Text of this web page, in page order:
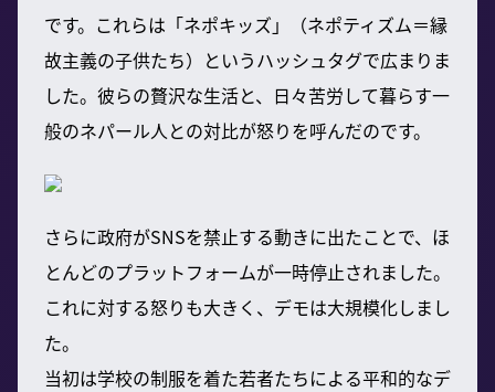
です。これらは「ネポキッズ」（ネポティズム＝縁
故主義の子供たち）というハッシュタグで広まりま
した。彼らの贅沢な生活と、日々苦労して暮らす一
般のネパール人との対比が怒りを呼んだのです。
さらに政府がSNSを禁止する動きに出たことで、ほ
とんどのプラットフォームが一時停止されました。
これに対する怒りも大きく、デモは大規模化しまし
た。
当初は学校の制服を着た若者たちによる平和的なデ